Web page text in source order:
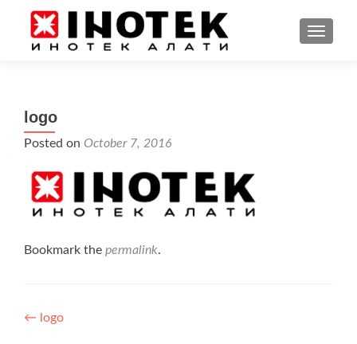
logo
Posted on October 7, 2016
Bookmark the permalink.
Post
← logo